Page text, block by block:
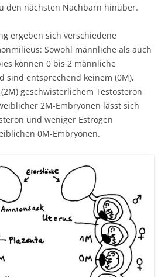
den nächsten Nachbarn hinüber.
ergeben sich verschiedene
Sowohl männliche als auch
können 0 bis 2 männliche
sind entsprechend keinem (0M),
geschwisterlichem Testosteron
2M-Embryonen lässt sich
und weniger Estrogen
0M-Embryonen.